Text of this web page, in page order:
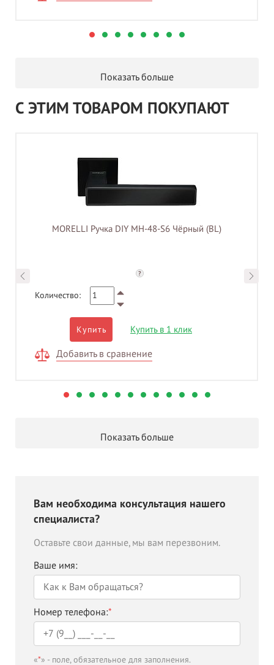
Показать больше
С ЭТИМ ТОВАРОМ ПОКУПАЮТ
MORELLI Ручка DIY MH-48-S6 Чёрный (BL)
?
Количество:
Купить Купить в 1 клик
Добавить в сравнение
Показать больше
Вам необходима консультация нашего
специалиста?
Оставьте свои данные, мы вам перезвоним.
Ваше имя:
Номер телефона:*
«*» - поле, обязательное для заполнения.